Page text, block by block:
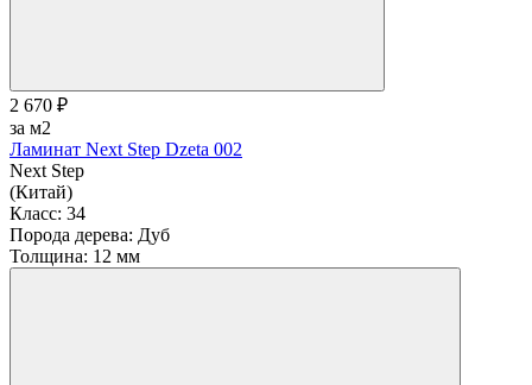
2 670 ₽
за м2
Ламинат Next Step Dzeta 002
Next Step
(Китай)
Класс: 34
Порода дерева: Дуб
Толщина: 12 мм